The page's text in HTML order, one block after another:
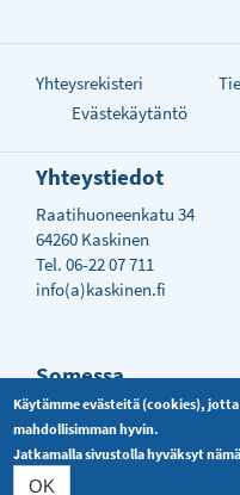
Yhteysrekisteri
Evästekäytäntö
Yhteystiedot
Raatihuoneenkatu 34
64260 Kaskinen
Tel. 06-22 07 711
info(a)kaskinen.fi
Somessa
Käytämme evästeitä (cookies),
mahdollisimman hyvin.
Jatkamalla sivustolla hyväksyt
OK